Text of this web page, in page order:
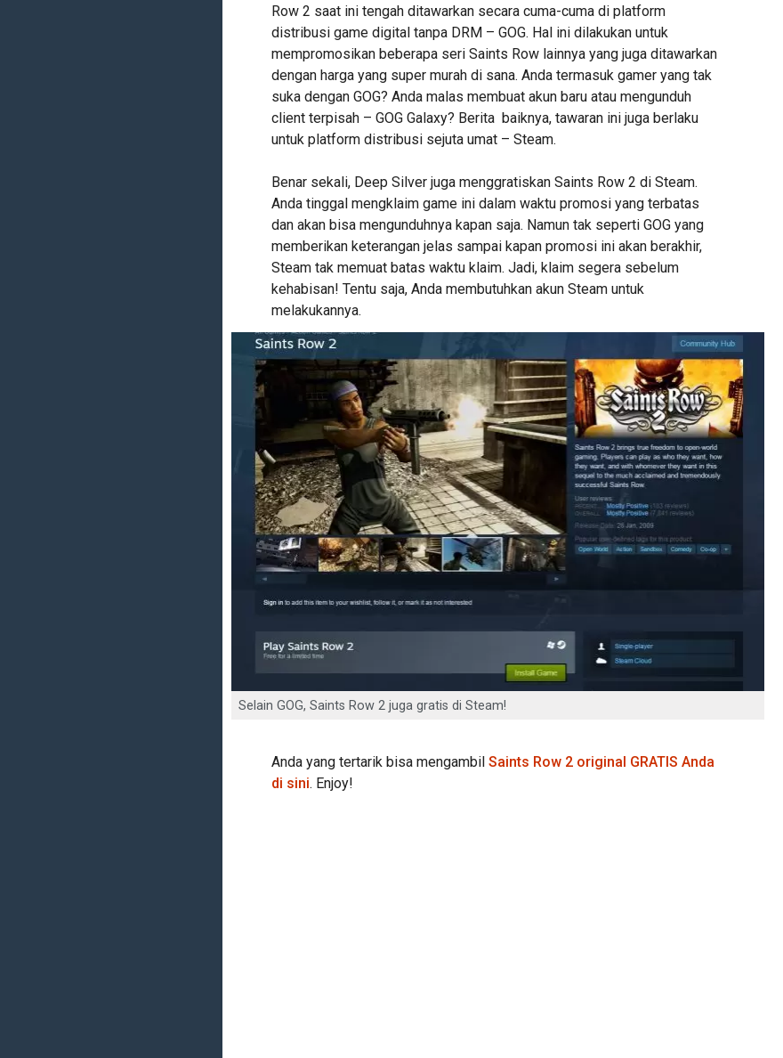
Row 2 saat ini tengah ditawarkan secara cuma-cuma di platform
distribusi game digital tanpa DRM – GOG. Hal ini dilakukan untuk
mempromosikan beberapa seri Saints Row lainnya yang juga ditawarkan
dengan harga yang super murah di sana. Anda termasuk gamer yang tak
suka dengan GOG? Anda malas membuat akun baru atau mengunduh
client terpisah – GOG Galaxy? Berita baiknya, tawaran ini juga berlaku
untuk platform distribusi sejuta umat – Steam.
Benar sekali, Deep Silver juga menggratiskan Saints Row 2 di Steam.
Anda tinggal mengklaim game ini dalam waktu promosi yang terbatas
dan akan bisa mengunduhnya kapan saja. Namun tak seperti GOG yang
memberikan keterangan jelas sampai kapan promosi ini akan berakhir,
Steam tak memuat batas waktu klaim. Jadi, klaim segera sebelum
kehabisan! Tentu saja, Anda membutuhkan akun Steam untuk
melakukannya.
Selain GOG, Saints Row 2 juga gratis di Steam!
Anda yang tertarik bisa mengambil Saints Row 2 original GRATIS Anda
di sini. Enjoy!